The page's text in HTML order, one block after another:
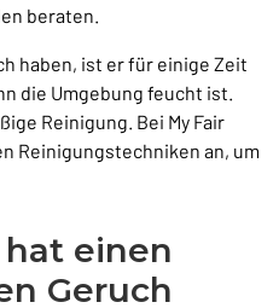
beraten.
haben, ist er für einige Zeit
die Umgebung feucht ist.
Reinigung. Bei My Fair
Reinigungstechniken an, um
einen
Geruch